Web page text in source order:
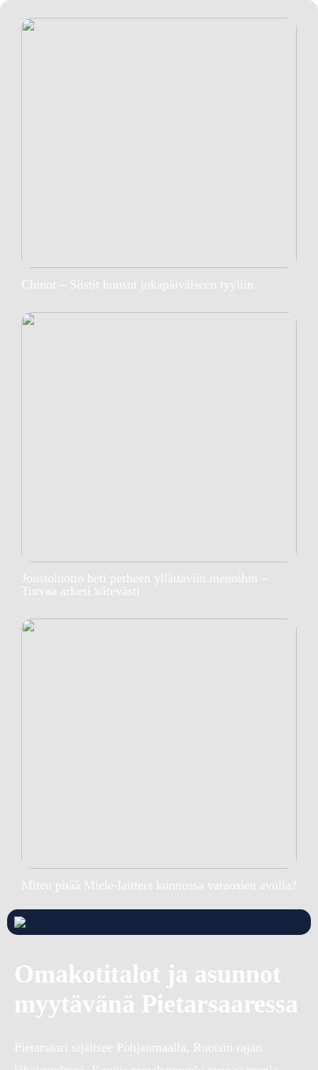
Chinot – Siistit housut jokapäiväiseen tyyliin
Joustoluotto heti perheen yllättäviin menoihin –
Turvaa arkesi kätevästi
Miten pitää Miele-laitteet kunnossa varaosien avulla?
Omakotitalot ja asunnot
myytävänä Pietarsaaressa
Pietarsaari sijaitsee Pohjanmaalla, Ruotsin rajan